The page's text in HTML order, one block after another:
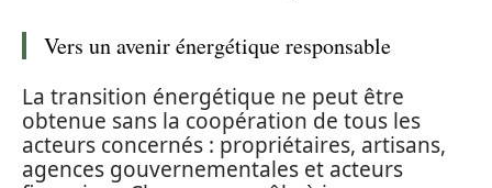
Vers un avenir énergétique responsable
La transition énergétique ne peut être
obtenue sans la coopération de tous les
acteurs concernés : propriétaires, artisans,
agences gouvernementales et acteurs